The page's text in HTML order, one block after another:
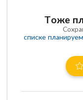
Тоже
списке